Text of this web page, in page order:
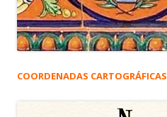
COORDENADAS CARTOGRÁFICAS